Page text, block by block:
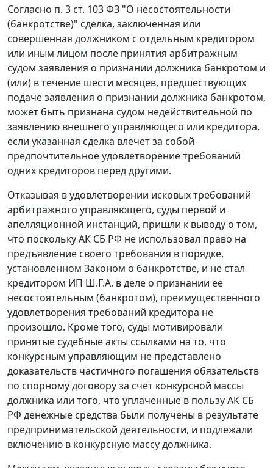
Согласно п. 3 ст. 103ФЗ "О несостоятельности
(банкротстве)" сделка, заключенная или
совершенная должником с отдельным кредитором
или иным лицом после принятия арбитражным
судом заявления о признании должника банкротом и
(или) в течение шести месяцев, предшествующих
подаче заявления о признании должника банкротом,
может быть признана судом недействительной по
заявлению внешнего управляющего или кредитора,
если указанная сделка влечет за собой
предпочтительное удовлетворение требований
одних кредиторов перед другими.
Отказывая в удовлетворении исковых требований
арбитражного управляющего, суды первой и
апелляционной инстанций, пришли к выводу о том,
что поскольку АК СБ РФ не использовал право на
предъявление своего требования в порядке,
установленном Законом о банкротстве, и не стал
кредитором ИП Ш.Г.А. в деле о признании ее
несостоятельным (банкротом), преимущественного
удовлетворения требований кредитора не
произошло. Кроме того, суды мотивировали
принятые судебные акты ссылками на то, что
конкурсным управляющим не представлено
доказательств частичного погашения обязательств
по спорному договору за счет конкурсной массы
должника или того, что уплаченные в пользу АК СБ
РФ денежные средства были получены в результате
предпринимательской деятельности, и подлежали
включению в конкурсную массу должника.